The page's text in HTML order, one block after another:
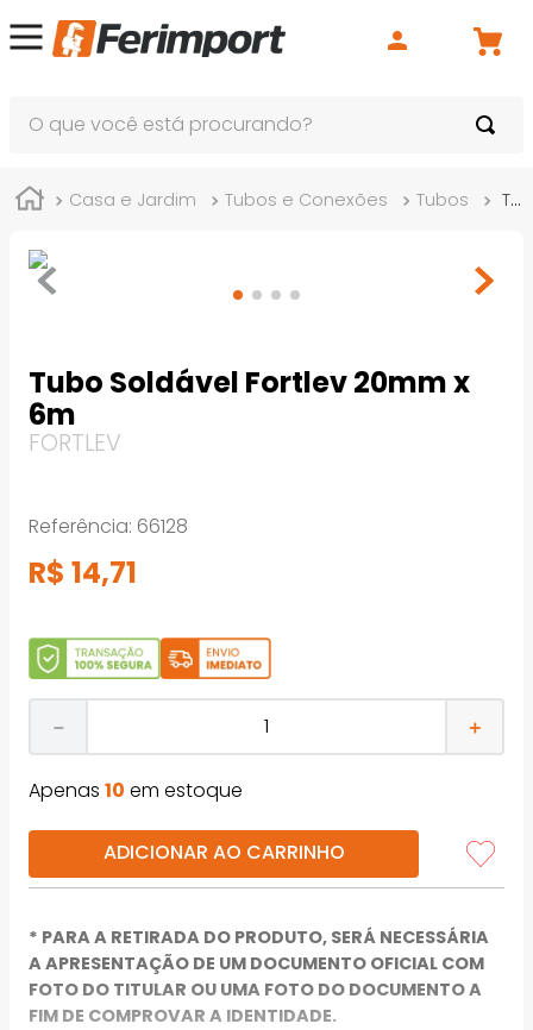
Casa e Jardim Tubos e Conexões Tubos Tubo Soldável Fortlev 20mm x 6m
Tubo Soldável Fortlev 20mm x
6m
FORTLEV
Referência: 66128
R$ 14,71
＋
－
Apenas 10 em estoque
ADICIONAR AO CARRINHO
* PARA A RETIRADA DO PRODUTO, SERÁ NECESSÁRIA
A APRESENTAÇÃO DE UM DOCUMENTO OFICIAL COM
FOTO DO TITULAR OU UMA FOTO DO DOCUMENTO A
FIM DE COMPROVAR A IDENTIDADE.